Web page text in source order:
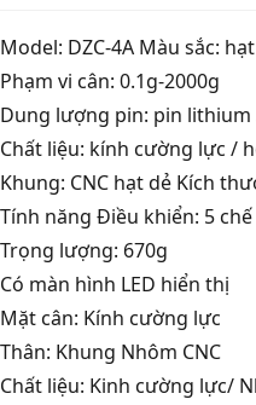
Model: DZC-4A Màu sắc:
Phạm vi cân: 0.1g-2000g
Dung lượng pin: pin lithium
Chất liệu: kính cường lực /
Khung: CNC hạt dẻ Kích
Tính năng Điều khiển: 5
Trọng lượng: 670g
Có màn hình LED hiển thị
Mặt cân: Kính cường lực
Thân: Khung Nhôm CNC
Chất liệu: Kinh cường lực/